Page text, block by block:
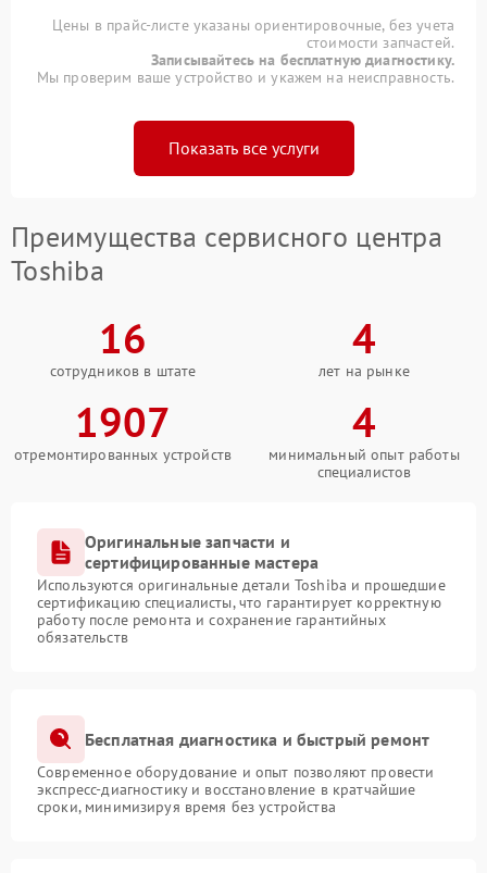
Цены в прайс-листе указаны ориентировочные, без учета
стоимости запчастей.
Записывайтесь на бесплатную диагностику.
Мы проверим ваше устройство и укажем на неисправность.
Показать все услуги
Преимущества сервисного центра
Toshiba
16
сотрудников в штате
4
лет на рынке
1907
отремонтированных устройств
4
минимальный опыт работы
специалистов
Оригинальные запчасти и
сертифицированные мастера
Используются оригинальные детали Toshiba и прошедшие
сертификацию специалисты, что гарантирует корректную
работу после ремонта и сохранение гарантийных
обязательств
Бесплатная диагностика и быстрый ремонт
Современное оборудование и опыт позволяют провести
экспресс-диагностику и восстановление в кратчайшие
сроки, минимизируя время без устройства